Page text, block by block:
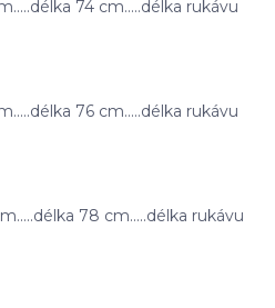
74 cm.....délka rukávu
76 cm.....délka rukávu
78 cm.....délka rukávu